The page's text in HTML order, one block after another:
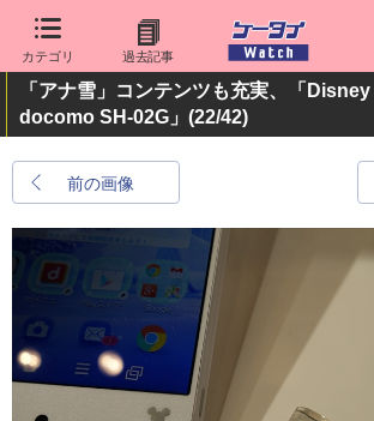
カテゴリ 過去記事
「アナ雪」コンテンツも充実、「
docomo SH-02G」 (22/42)
前の画像